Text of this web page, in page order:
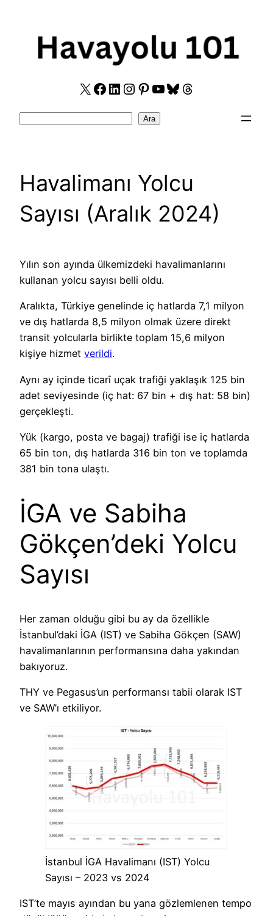
X Facebook
LinkedIn
Instagram
Pinterest
YouTube
Bluesky
Threads
Ara
Havalimanı Yolcu
Sayısı (Aralık 2024)
Yılın son ayında ülkemizdeki havalimanlarını
kullanan yolcu sayısı belli oldu.
Aralıkta, Türkiye genelinde iç hatlarda 7,1 milyon
ve dış hatlarda 8,5 milyon olmak üzere direkt
transit yolcularla birlikte toplam 15,6 milyon
kişiye hizmet verildi.
Aynı ay içinde ticarî uçak trafiği yaklaşık 125 bin
adet seviyesinde (iç hat: 67 bin + dış hat: 58 bin)
gerçekleşti.
Yük (kargo, posta ve bagaj) trafiği ise iç hatlarda
65 bin ton, dış hatlarda 316 bin ton ve toplamda
381 bin tona ulaştı.
İGA ve Sabiha
Gökçen’deki Yolcu
Sayısı
Her zaman olduğu gibi bu ay da özellikle
İstanbul’daki İGA (IST) ve Sabiha Gökçen (SAW)
havalimanlarının performansına daha yakından
bakıyoruz.
THY ve Pegasus’un performansı tabii olarak IST
ve SAW’ı etkiliyor.
İstanbul İGA Havalimanı (IST) Yolcu
Sayısı – 2023 vs 2024
IST’te mayıs ayından bu yana gözlemlenen tempo